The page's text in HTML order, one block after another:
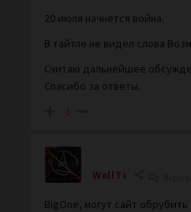
20 июля начнется война.
В тайтле не видел слова
Считаю дальнейшее
Спасибо за ответы.
-1
WellTi
BigOne, могут сайт обрубить